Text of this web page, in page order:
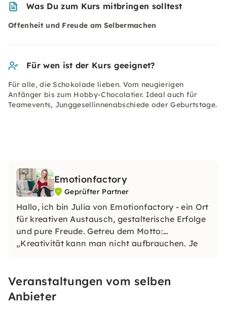
Was Du zum Kurs mitbringen solltest
Offenheit und Freude am Selbermachen
Für wen ist der Kurs geeignet?
Für alle, die Schokolade lieben. Vom neugierigen
Anfänger bis zum Hobby-Chocolatier. Ideal auch für
Teamevents, Junggesellinnenabschiede oder Geburtstage.
Emotionfactory
Geprüfter Partner
Hallo, ich bin Julia von Emotionfactory - ein Ort
für kreativen Austausch, gestalterische Erfolge
und pure Freude. Getreu dem Motto:
„Kreativität kann man nicht aufbrauchen. Je
inspirieren.
Veranstaltungen vom selben
Anbieter